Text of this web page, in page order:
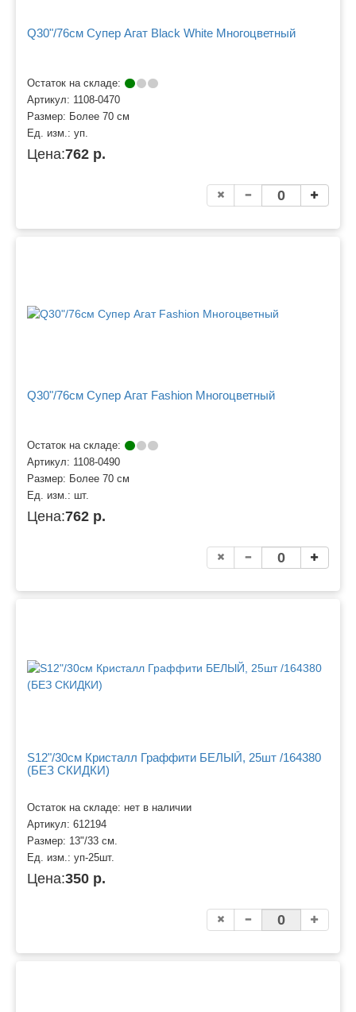
Q30"/76см Супер Агат Black White Многоцветный
Остаток на складе:
Артикул: 1108-0470
Размер: Более 70 см
Ед. изм.: уп.
Цена:762 р.
Q30"/76см Супер Агат Fashion Многоцветный
Остаток на складе:
Артикул: 1108-0490
Размер: Более 70 см
Ед. изм.: шт.
Цена:762 р.
S12"/30см Кристалл Граффити БЕЛЫЙ, 25шт /164380
(БЕЗ СКИДКИ)
Остаток на складе: нет в наличии
Артикул: 612194
Размер: 13"/33 см.
Ед. изм.: уп-25шт.
Цена:350 р.